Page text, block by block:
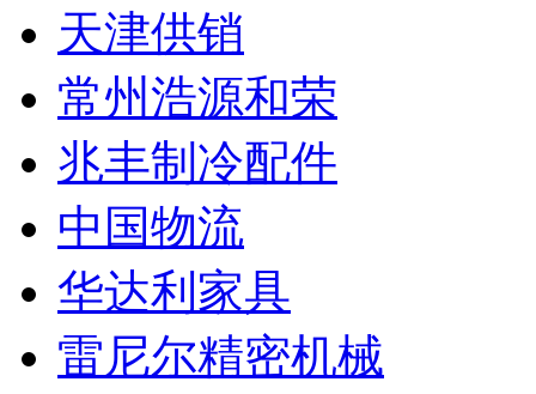
天津供销
常州浩源和荣
兆丰制冷配件
中国物流
华达利家具
雷尼尔精密机械